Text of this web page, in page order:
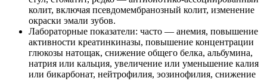
колит, включая псевдомембранозный колит, изменение
окраски эмали зубов.
Лабораторные показатели: часто — анемия, повышение
активности креатинкиназы, повышение концентрации
глюкозы натощак, снижение общего белка, альбумина,
натрия или кальция, увеличение или уменьшение калия
или бикарбонат, нейтрофилия, эозинофилия, снижение